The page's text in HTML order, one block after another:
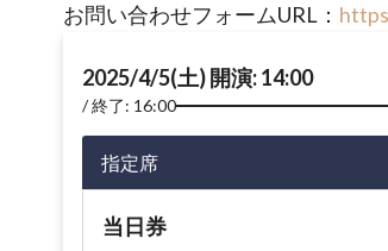
お問い合わせフォームURL：
2025/4/5(土) 開演: 14:00
終了: 16:00
指定席
当日券